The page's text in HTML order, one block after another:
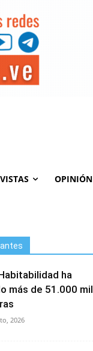
OPINIÓN
ha
más de 51.000 mil
2026